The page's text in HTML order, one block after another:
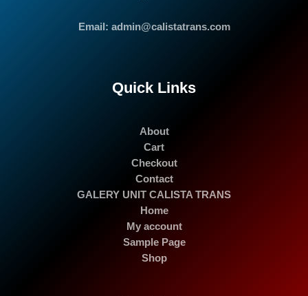
Email: admin@calistatrans.com
Quick Links
About
Cart
Checkout
Contact
GALERY UNIT CALISTA TRANS
Home
My account
Sample Page
Shop